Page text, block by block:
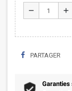
remove add
PARTAGER
Garanties